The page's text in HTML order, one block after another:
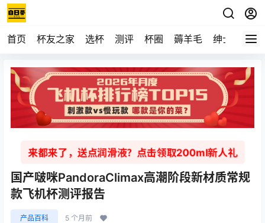
首页 杯友之家 选杯 测评 杯圈 薅羊毛 绅士 视频
来都来了，送点润滑液？点击领取200ml新人礼
国产啵咪PandoraClimax高潮阶段新材质常规
款飞机杯测评报告
产品百科 5 个月前